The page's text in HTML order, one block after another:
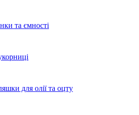
та ємності
для олії та оцту